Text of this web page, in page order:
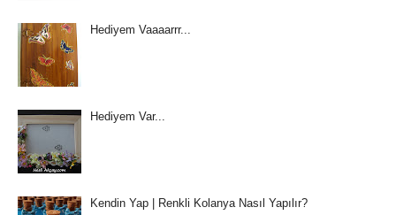
Hediyem Vaaaarrr...
Hediyem Var...
Kendin Yap | Renkli Kolanya Nasıl Yapılır?